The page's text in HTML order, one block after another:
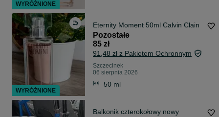
Eternity Moment 50ml Calvin Clain
Pozostałe
85 zł
91,48 zł z Pakietem Ochronnym
Szczecinek
06 sierpnia 2026
50 ml
Balkonik czterokołowy nowy
WYRÓŻNIONE
WYRÓŻNIONE